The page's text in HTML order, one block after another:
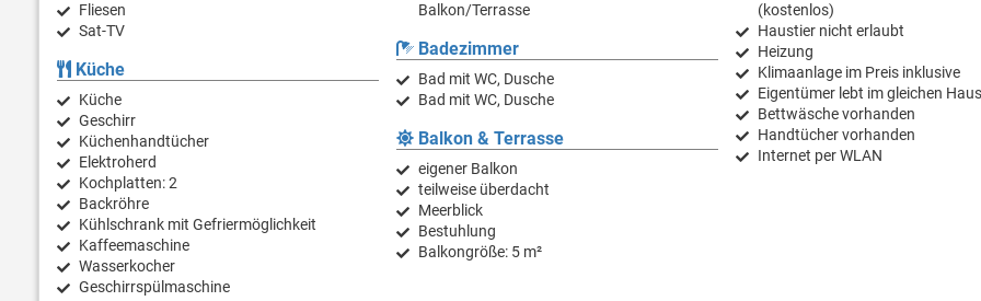
Fliesen
Sat-TV
Küche
Küche
Geschirr
Küchenhandtücher
Elektroherd
Kochplatten: 2
Backröhre
Kühlschrank mit Gefriermöglichkeit
Kaffeemaschine
Wasserkocher
Geschirrspülmaschine
Balkon/Terrasse
Badezimmer
Bad mit WC, Dusche
Bad mit WC, Dusche
Balkon & Terrasse
eigener Balkon
teilweise überdacht
Meerblick
Bestuhlung
Balkongröße: 5 m²
(kostenlos)
Haustier nicht erlaubt
Heizung
Klimaanlage im Preis inklusive
Eigentümer lebt im gleichen Haus
Bettwäsche vorhanden
Handtücher vorhanden
Internet per WLAN